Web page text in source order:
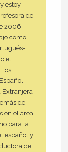
estoy
de
2006.
como
el
Extranjera
de
en el área
para la
español y
de